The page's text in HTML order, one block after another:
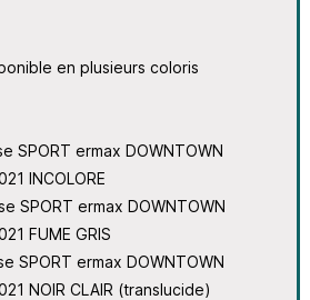
en plusieurs coloris
SPORT ermax DOWNTOWN
INCOLORE
SPORT ermax DOWNTOWN
FUME GRIS
SPORT ermax DOWNTOWN
NOIR CLAIR (translucide)